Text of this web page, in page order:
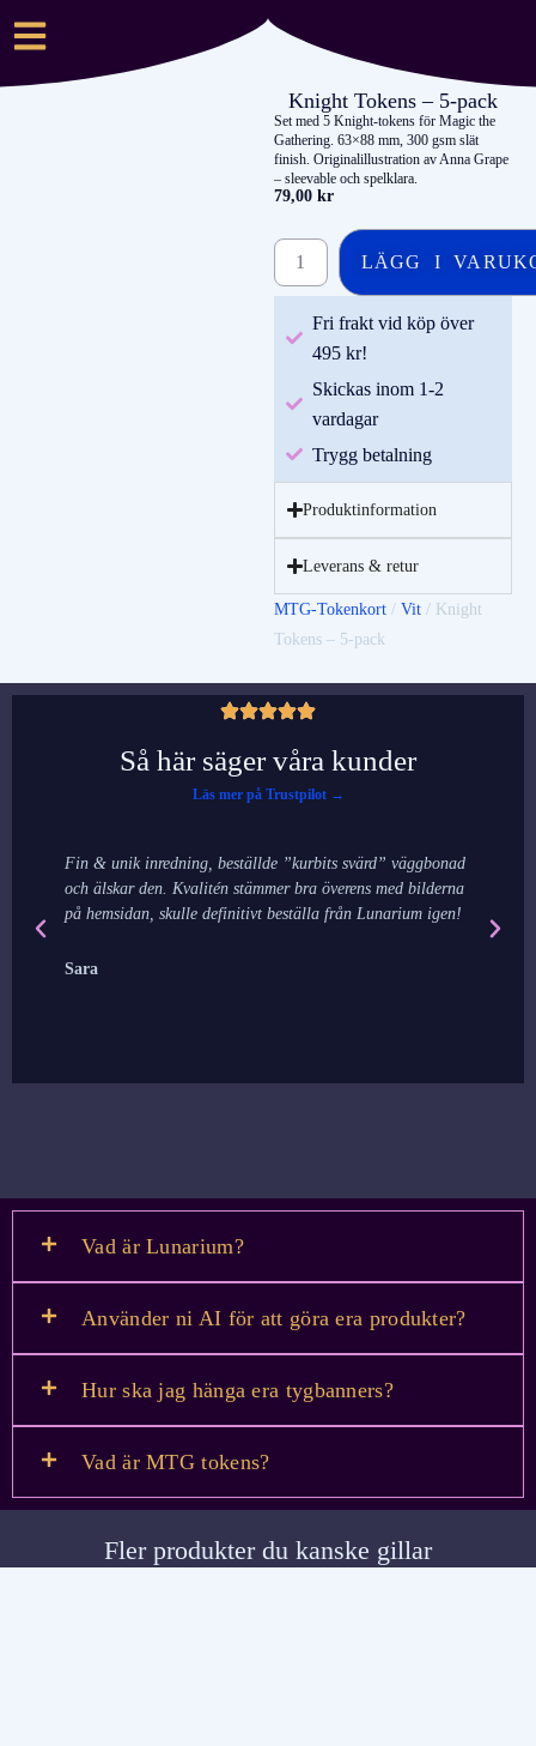
Knight Tokens – 5-pack
Set med 5 Knight-tokens för Magic the
Gathering. 63×88 mm, 300 gsm slät
finish. Originalillustration av Anna Grape
– sleevable och spelklara.
79,00 kr
LÄGG I
Fri frakt vid köp över
495 kr!
Skickas inom 1-2
vardagar
Trygg betalning
Produktinformation
Leverans & retur
MTG-Tokenkort/ Vit/ Knight
Tokens – 5-pack
Så här säger våra kunder
Läs mer på Trustpilot →
Fin & unik inredning, beställde ”kurbits svärd” väggbonad
och älskar den. Kvalitén stämmer bra överens med bilderna
på hemsidan, skulle definitivt beställa från Lunarium igen!
Sara
Vad är Lunarium?
Använder ni AI för att göra era produkter?
Hur ska jag hänga era tygbanners?
Vad är MTG tokens?
Fler produkter du kanske gillar